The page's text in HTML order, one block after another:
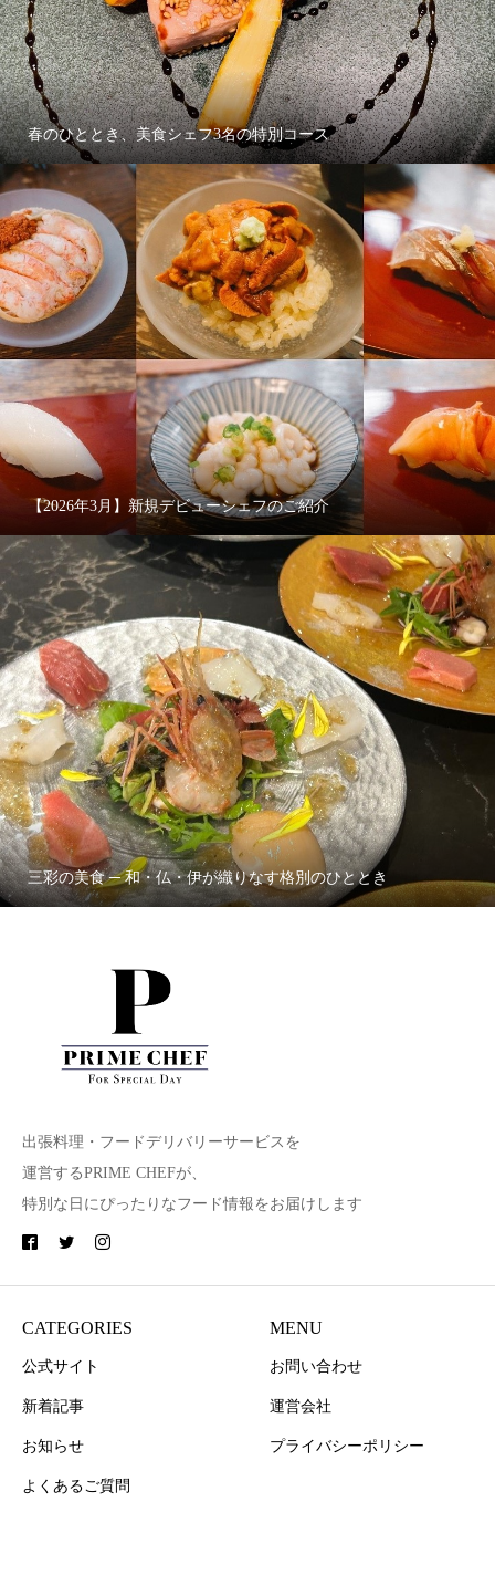
春のひととき、美食シェフ3名の特別コース
【2026年3月】新規デビューシェフのご紹介
三彩の美食 ─ 和・仏・伊が織りなす格別のひととき
出張料理・フードデリバリーサービスを
運営するPRIME CHEFが、
特別な日にぴったりなフード情報をお届けします
CATEGORIES
公式サイト
新着記事
お知らせ
よくあるご質問
MENU
お問い合わせ
運営会社
プライバシーポリシー